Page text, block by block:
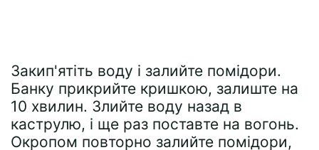
Закип'ятіть воду і залийте помідори.
Банку прикрийте кришкою, залиште на
10 хвилин. Злийте воду назад в
каструлю, і ще раз поставте на вогонь.
Окропом повторно залийте помідори,